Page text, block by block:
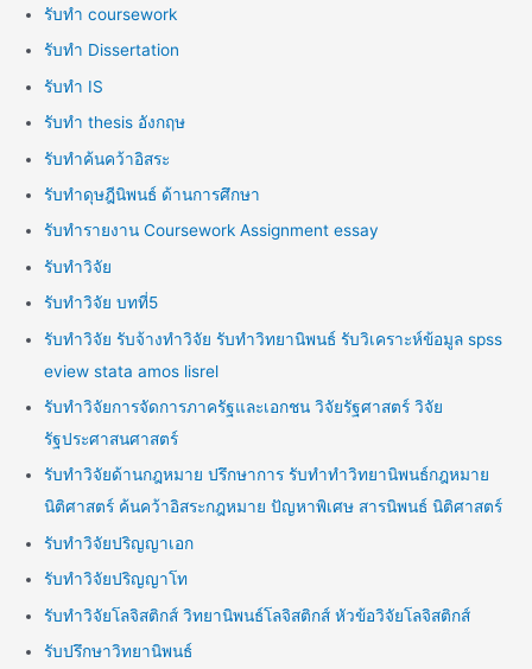
รับทำ coursework
รับทำ Dissertation
รับทำ IS
รับทำ thesis อังกฤษ
รับทำค้นคว้าอิสระ
รับทำดุษฎีนิพนธ์ ด้านการศึกษา
รับทำรายงาน Coursework Assignment essay
รับทำวิจัย
รับทำวิจัย บทที่5
รับทำวิจัย รับจ้างทำวิจัย รับทำวิทยานิพนธ์ รับวิเคราะห์ข้อมูล spss
eview stata amos lisrel
รับทำวิจัยการจัดการภาครัฐและเอกชน วิจัยรัฐศาสตร์ วิจัย
รัฐประศาสนศาสตร์
รับทำวิจัยด้านกฎหมาย ปรึกษาการ รับทำทำวิทยานิพนธ์กฎหมาย
นิติศาสตร์ ค้นคว้าอิสระกฎหมาย ปัญหาพิเศษ สารนิพนธ์ นิติศาสตร์
รับทำวิจัยปริญญาเอก
รับทำวิจัยปริญญาโท
รับทำวิจัยโลจิสติกส์ วิทยานิพนธ์โลจิสติกส์ หัวข้อวิจัยโลจิสติกส์
รับปรึกษาวิทยานิพนธ์